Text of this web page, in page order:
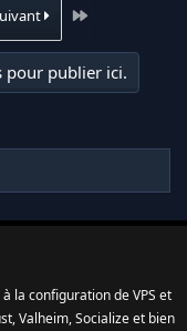
Dernier
pour publier ici.
la configuration de VPS et
Valheim, Socialize et bien